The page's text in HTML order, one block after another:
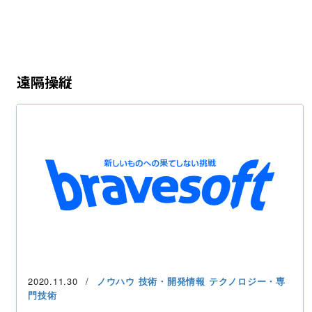
遠隔操縦
2020.11.30 ノウハウ 技術・開発情報 テクノロジー・専
門技術